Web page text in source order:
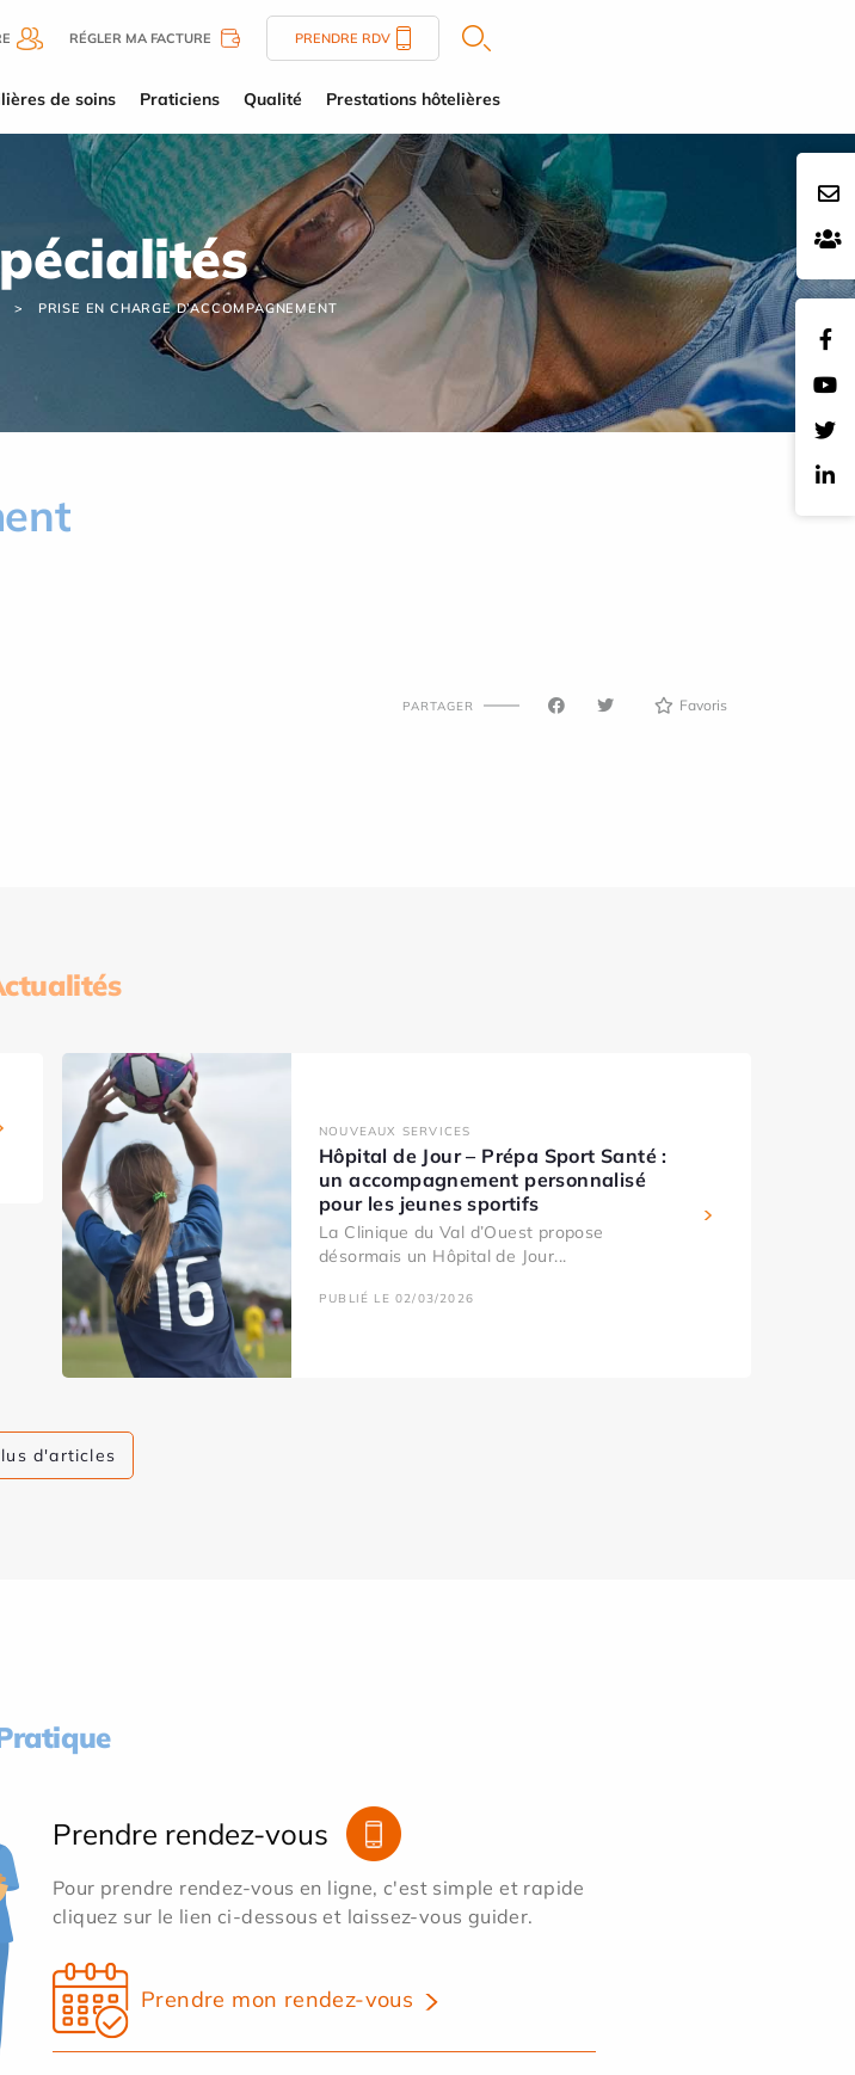
RÉGLER MA FACTURE PRENDRE RDV
de soins Praticiens Qualité Prestations hôtelières
PRISE EN CHARGE D’ACCOMPAGNEMENT
PARTAGER Favoris
NOUVEAUX SERVICES
Hôpital de Jour – Prépa Sport Santé :
un accompagnement personnalisé
pour les jeunes sportifs
La Clinique du Val d’Ouest propose
désormais un Hôpital de Jour...
PUBLIÉ LE 02/03/2026
d'articles
Prendre rendez-vous
Pour prendre rendez-vous en ligne, c'est simple et rapide
cliquez sur le lien ci-dessous et laissez-vous guider.
Prendre mon rendez-vous